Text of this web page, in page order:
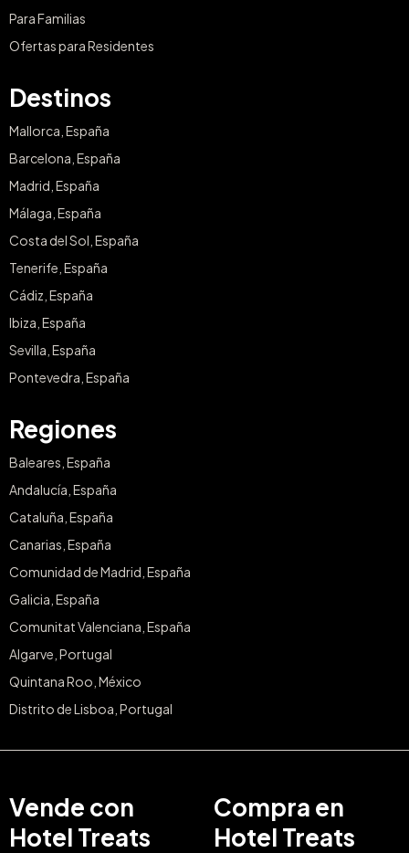
Para Familias
Ofertas para Residentes
Destinos
Mallorca, España
Barcelona, España
Madrid, España
Málaga, España
Costa del Sol, España
Tenerife, España
Cádiz, España
Ibiza, España
Sevilla, España
Pontevedra, España
Regiones
Baleares, España
Andalucía, España
Cataluña, España
Canarias, España
Comunidad de Madrid, España
Galicia, España
Comunitat Valenciana, España
Algarve, Portugal
Quintana Roo, México
Distrito de Lisboa, Portugal
Vende con
Hotel Treats
Compra en
Hotel Treats